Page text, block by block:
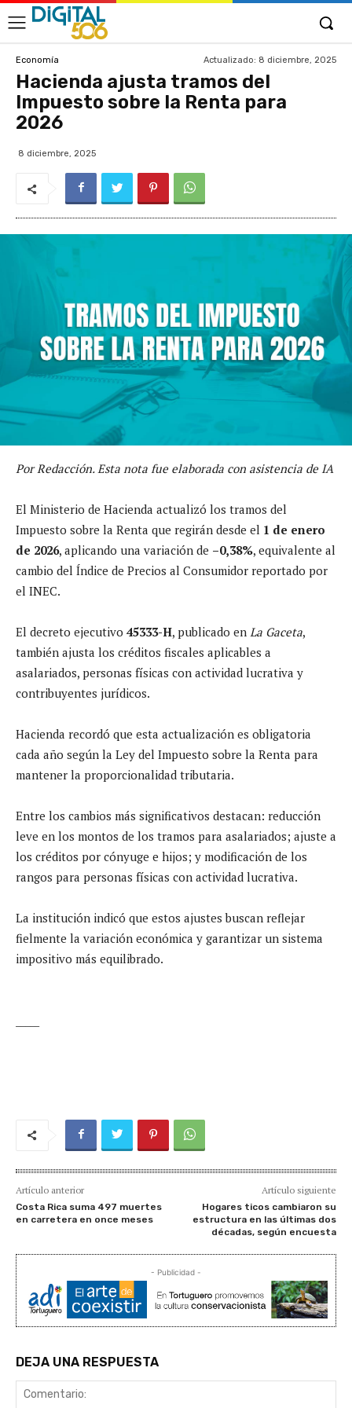
Economía Actualizado: 8 diciembre, 2025
Hacienda ajusta tramos del
Impuesto sobre la Renta para
2026
8 diciembre, 2025
Por Redacción. Esta nota fue elaborada con asistencia de IA
El Ministerio de Hacienda actualizó los tramos del
Impuesto sobre la Renta que regirán desde el 1 de enero
de 2026, aplicando una variación de –0,38%, equivalente al
cambio del Índice de Precios al Consumidor reportado por
el INEC.
El decreto ejecutivo 45333-H, publicado en La Gaceta,
también ajusta los créditos fiscales aplicables a
asalariados, personas físicas con actividad lucrativa y
contribuyentes jurídicos.
Hacienda recordó que esta actualización es obligatoria
cada año según la Ley del Impuesto sobre la Renta para
mantener la proporcionalidad tributaria.
Entre los cambios más significativos destacan: reducción
leve en los montos de los tramos para asalariados; ajuste a
los créditos por cónyuge e hijos; y modificación de los
rangos para personas físicas con actividad lucrativa.
La institución indicó que estos ajustes buscan reflejar
fielmente la variación económica y garantizar un sistema
impositivo más equilibrado.
Artículo anterior
Costa Rica suma 497 muertes
en carretera en once meses
Artículo siguiente
Hogares ticos cambiaron su
estructura en las últimas dos
décadas, según encuesta
- Publicidad -
DEJA UNA RESPUESTA